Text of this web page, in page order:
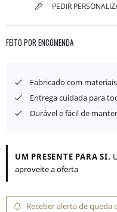
PEDIR
FEITO POR ENCOMENDA
Fabricado com
Entrega cuidada para
Durável e fácil de manter
UM PRESENTE PARA SI.
aproveite a oferta
Receber alerta de queda